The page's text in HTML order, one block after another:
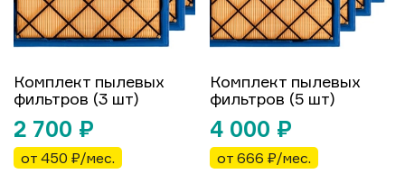
Комплект пылевых
фильтров (3 шт)
2 700 ₽
от 450 ₽/мес.
Комплект пылевых
фильтров (5 шт)
4 000 ₽
от 666 ₽/мес.